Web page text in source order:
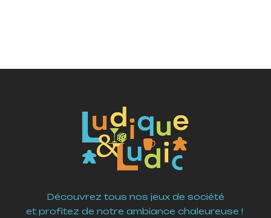
Découvrez tous nos jeux de société
et profitez de notre ambiance chaleureuse !